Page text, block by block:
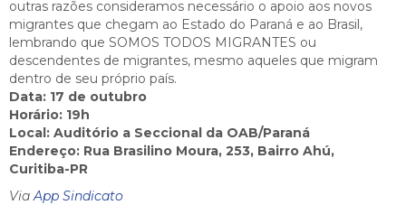
outras razões consideramos necessário o apoio aos novos
migrantes que chegam ao Estado do Paraná e ao Brasil,
lembrando que SOMOS TODOS MIGRANTES ou
descendentes de migrantes, mesmo aqueles que migram
dentro de seu próprio país.
Data: 17 de outubro
Horário: 19h
Local: Auditório a Seccional da OAB/Paraná
Endereço: Rua Brasilino Moura, 253, Bairro Ahú,
Curitiba-PR
ViaApp Sindicato